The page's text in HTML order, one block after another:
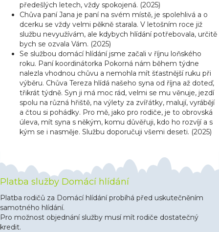
předešlých letech, vždy spokojená. (2025)
Chůva paní Jana je paní na svém místě, je spolehlivá a o
dcerku se vždy velmi pěkně starala. V letošním roce již
službu nevyužívám, ale kdybych hlídání potřebovala, určitě
bych se ozvala Vám. (2025)
Se službou domácí hlídání jsme začali v říjnu loňského
roku. Paní koordinátorka Pokorná nám během týdne
nalezla vhodnou chůvu a nemohla mít šťastnější ruku při
výběru. Chůva Tereza hlídá našeho syna od října až doteď,
třikrát týdně. Syn ji má moc rád, velmi se mu věnuje, jezdí
spolu na různá hřiště, na výlety za zvířátky, malují, vyrábějí
a čtou si pohádky. Pro mě, jako pro rodiče, je to obrovská
úleva, mít syna s někým, komu důvěřuji, kdo ho rozvíjí a s
kým se i nasměje. Službu doporučuji všemi deseti. (2025)
Platba služby Domácí hlídání
Platba rodičů za Domácí hlídání probíhá před uskutečněním
samotného hlídání.
Pro možnost objednání služby musí mít rodiče dostatečný
kredit.